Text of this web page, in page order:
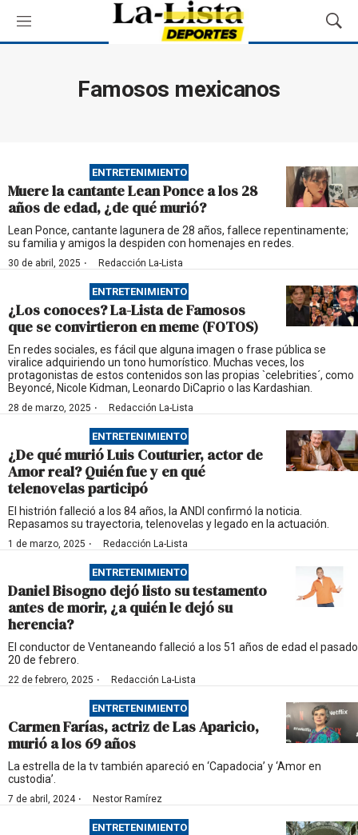
M
e
M
o
ú
s
q
u
e
Famosos mexicanos
ENTRETENIMIENTO
Muere la cantante Lean Ponce a los 28
años de edad, ¿de qué murió?
Lean Ponce, cantante lagunera de 28 años, fallece repentinamente;
su familia y amigos la despiden con homenajes en redes.
30 de abril, 2025 · Redacción La-Lista
ENTRETENIMIENTO
¿Los conoces? La-Lista de Famosos
que se convirtieron en meme (FOTOS)
En redes sociales, es fácil que alguna imagen o frase pública se
viralice adquiriendo un tono humorístico. Muchas veces, los
protagonistas de estos contenidos son las propias `celebrities´, como
Beyoncé, Nicole Kidman, Leonardo DiCaprio o las Kardashian.
28 de marzo, 2025 · Redacción La-Lista
ENTRETENIMIENTO
¿De qué murió Luis Couturier, actor de
Amor real? Quién fue y en qué
telenovelas participó
El histrión falleció a los 84 años, la ANDI confirmó la noticia.
Repasamos su trayectoria, telenovelas y legado en la actuación.
1 de marzo, 2025 · Redacción La-Lista
ENTRETENIMIENTO
Daniel Bisogno dejó listo su testamento
antes de morir, ¿a quién le dejó su
herencia?
El conductor de Ventaneando falleció a los 51 años de edad el pasado
20 de febrero.
22 de febrero, 2025 · Redacción La-Lista
ENTRETENIMIENTO
Carmen Farías, actriz de Las Aparicio,
murió a los 69 años
La estrella de la tv también apareció en ‘Capadocia’ y ‘Amor en
custodia’.
7 de abril, 2024· Nestor Ramírez
ENTRETENIMIENTO